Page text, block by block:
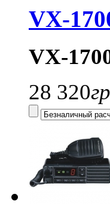
VX-
VX-
28 320